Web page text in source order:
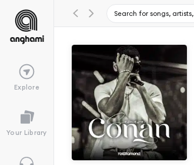
Explore
Your Library